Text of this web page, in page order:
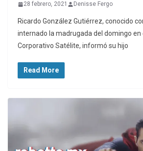
28 febrero, 2021 Denisse Fergo
Ricardo González Gutiérrez, conocido
internado la madrugada del domingo en
Corporativo Satélite, informó su hijo
Read More